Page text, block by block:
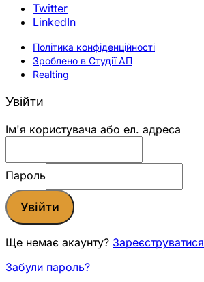
Twitter
LinkedIn
Політика конфіденційності
Зроблено в Студії АП
Realting
Увійти
Ім'я користувача або ел. адреса
Пароль
Увійти
Ще немає акаунту? Зареєструватися
Забули пароль?